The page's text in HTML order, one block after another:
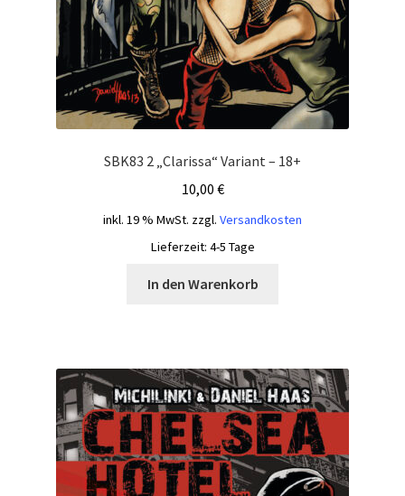
SBK83 2 „Clarissa“ Variant – 18+
10,00 €
inkl. 19 % MwSt. zzgl. Versandkosten
Lieferzeit: 4-5 Tage
In den Warenkorb